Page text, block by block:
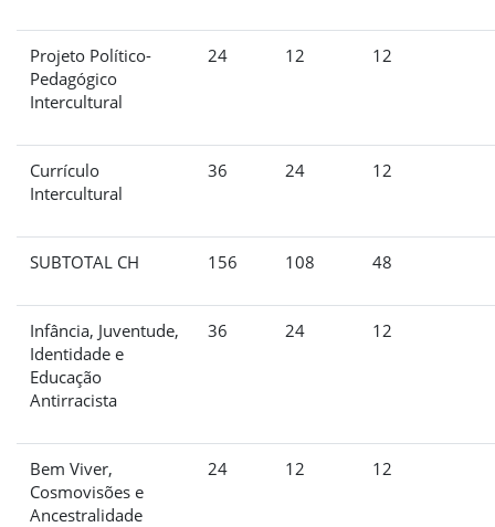
Projeto Político-
Pedagógico
Intercultural
24 12 12
Currículo
Intercultural
36 24 12
SUBTOTAL CH 156 108 48
Infância, Juventude,
Identidade e
Educação
Antirracista
36 24 12
Bem Viver,
Cosmovisões e
Ancestralidade
24 12 12